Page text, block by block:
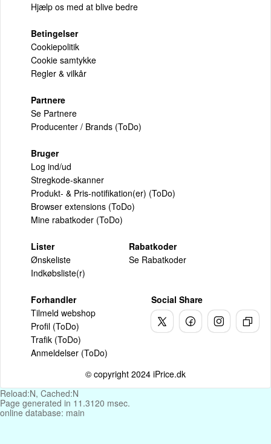
Hjælp os med at blive bedre
Betingelser
Cookiepolitik
Cookie samtykke
Regler & vilkår
Partnere
Se Partnere
Producenter / Brands (ToDo)
Bruger
Log ind/ud
Stregkode-skanner
Produkt- & Pris-notifikation(er) (ToDo)
Browser extensions (ToDo)
Mine rabatkoder (ToDo)
Lister
Ønskeliste
Indkøbsliste(r)
Rabatkoder
Se Rabatkoder
Forhandler
Tilmeld webshop
Profil (ToDo)
Trafik (ToDo)
Anmeldelser (ToDo)
Social Share
© copyright 2024 iPrice.dk
Reload:N, Cached:N
Page generated in 11.3120 msec.
online database: main